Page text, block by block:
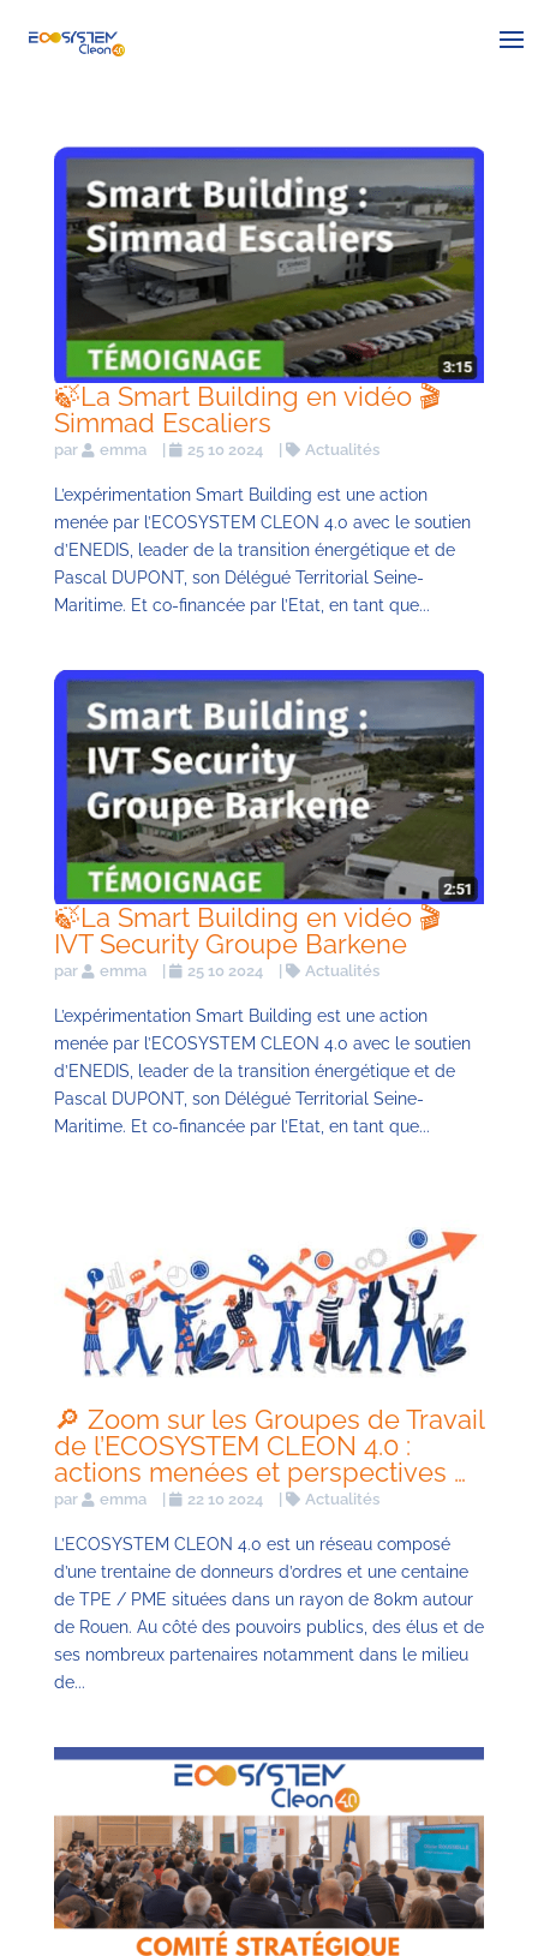
🍃La Smart Building en vidéo 🎬
Simmad Escaliers
par emma 25 10 2024 Actualités
L’expérimentation Smart Building est une action
menée par l’ECOSYSTEM CLEON 4.0 avec le soutien
d’ENEDIS, leader de la transition énergétique et de
Pascal DUPONT, son Délégué Territorial Seine-
Maritime. Et co-financée par l’Etat, en tant que...
🍃La Smart Building en vidéo 🎬
IVT Security Groupe Barkene
par emma | 25 10 2024 | Actualités
L’expérimentation Smart Building est une action
menée par l’ECOSYSTEM CLEON 4.0 avec le soutien
d’ENEDIS, leader de la transition énergétique et de
Pascal DUPONT, son Délégué Territorial Seine-
Maritime. Et co-financée par l’Etat, en tant que...
🔎 Zoom sur les Groupes de Travail
de l’ECOSYSTEM CLEON 4.0 :
actions menées et perspectives …
par emma 22 10 2024 Actualités
L’ECOSYSTEM CLEON 4.0 est un réseau composé
d’une trentaine de donneurs d’ordres et une centaine
de TPE / PME situées dans un rayon de 80km autour
de Rouen. Au côté des pouvoirs publics, des élus et de
ses nombreux partenaires notamment dans le milieu
de...